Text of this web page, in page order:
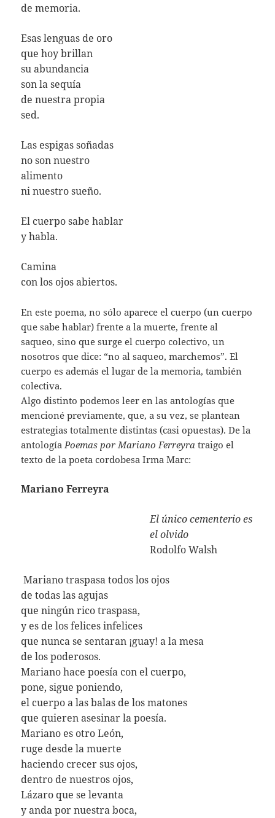
de memoria.
Esas lenguas de oro
que hoy brillan
su abundancia
son la sequía
de nuestra propia
sed.
Las espigas soñadas
no son nuestro
alimento
ni nuestro sueño.
El cuerpo sabe hablar
y habla.
Camina
con los ojos abiertos.
En este poema, no sólo aparece el cuerpo (un cuerpo
que sabe hablar) frente a la muerte, frente al
saqueo, sino que surge el cuerpo colectivo, un
nosotros que dice: “no al saqueo, marchemos”. El
cuerpo es además el lugar de la memoria, también
colectiva.
Algo distinto podemos leer en las antologías que
mencioné previamente, que, a su vez, se plantean
estrategias totalmente distintas (casi opuestas). De la
antologíaPoemas por Mariano Ferreyra traigo el
texto de la poeta cordobesa Irma Marc:
Mariano Ferreyra
El único cementerio es
el olvido
Rodolfo Walsh
Mariano traspasa todos los ojos
de todas las agujas
que ningún rico traspasa,
y es de los felices infelices
que nunca se sentaran ¡guay! a la mesa
de los poderosos.
Mariano hace poesía con el cuerpo,
pone, sigue poniendo,
el cuerpo a las balas de los matones
que quieren asesinar la poesía.
Mariano es otro León,
ruge desde la muerte
haciendo crecer sus ojos,
dentro de nuestros ojos,
Lázaro que se levanta
y anda por nuestra boca,